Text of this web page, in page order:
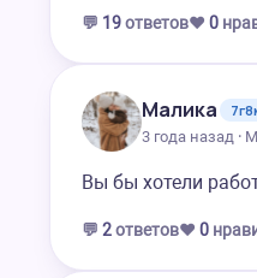
💬 19ответов❤️ 0
Малика
3 года назад ·
Вы бы хотели
💬 2ответов❤️ 0